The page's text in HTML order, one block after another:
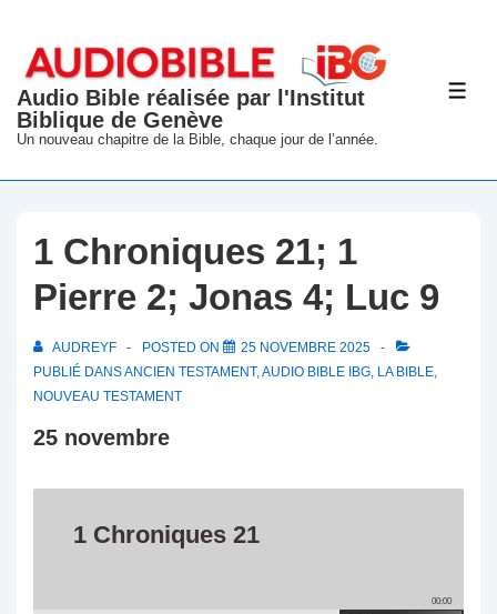
passer
contenu
principal
Audio Bible réalisée par l'Institut
Biblique de Genève
Un nouveau chapitre de la Bible, chaque jour de l’année.
1 Chroniques 21; 1
Pierre 2; Jonas 4; Luc 9
AUDREYF POSTED ON
25 NOVEMBRE 2025
PUBLIÉ DANSANCIEN TESTAMENT,AUDIO BIBLE IBG, LA BIBLE,
NOUVEAU TESTAMENT
25 novembre
1 Chroniques 21
00:00